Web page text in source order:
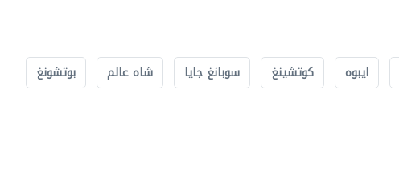
ايبوه كوتشينغ سوبانغ جايا شاه عالم بوتشونغ